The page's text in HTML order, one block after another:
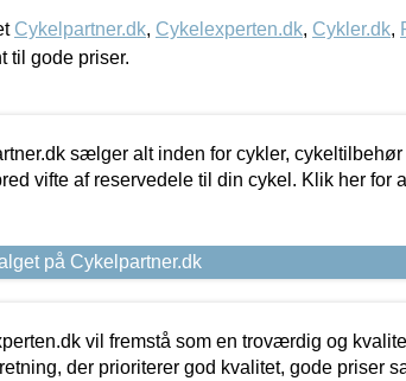
Cykelpartner.dk, Cykelexperten.dk, Cykler.dk,
til gode priser.
sælger alt inden for cykler, cykeltilbehør
vifte af reservedele til din cykel. Klik her for
på Cykelpartner.dk
vil fremstå som en troværdig og
der prioriterer god kvalitet, gode priser